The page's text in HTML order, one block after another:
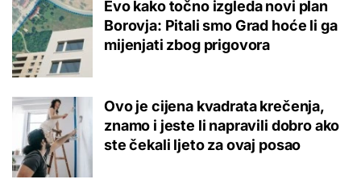
Evo kako točno izgleda novi plan
Borovja: Pitali smo Grad hoće li ga
mijenjati zbog prigovora
Ovo je cijena kvadrata krečenja,
znamo i jeste li napravili dobro ako
ste čekali ljeto za ovaj posao